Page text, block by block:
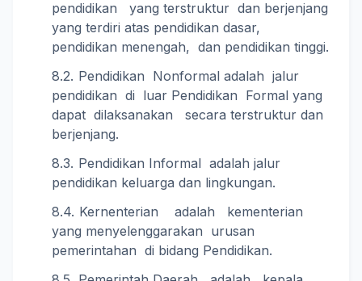
pendidikan yang terstruktur dan berjenjang
yang terdiri atas pendidikan dasar,
pendidikan menengah, dan pendidikan tinggi.
Pendidikan Nonformal adalah jalur
pendidikan di luar Pendidikan Formal yang
dapat dilaksanakan secara terstruktur dan
berjenjang.
Pendidikan Informal adalah jalur
pendidikan keluarga dan lingkungan.
Kernenterian adalah kementerian
yang menyelenggarakan urusan
pemerintahan di bidang Pendidikan.